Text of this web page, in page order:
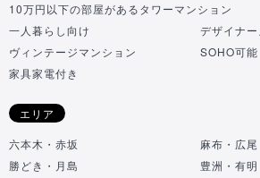
10万円以下の部屋があるタワーマンション
一人暮らし向け
デザイナ
ヴィンテージマンション
SOHO可能
家具家電付き
エリア
六本木・赤坂
麻布・広尾
勝どき・月島
豊洲・有明